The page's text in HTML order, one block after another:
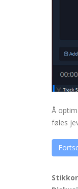
Å
føles